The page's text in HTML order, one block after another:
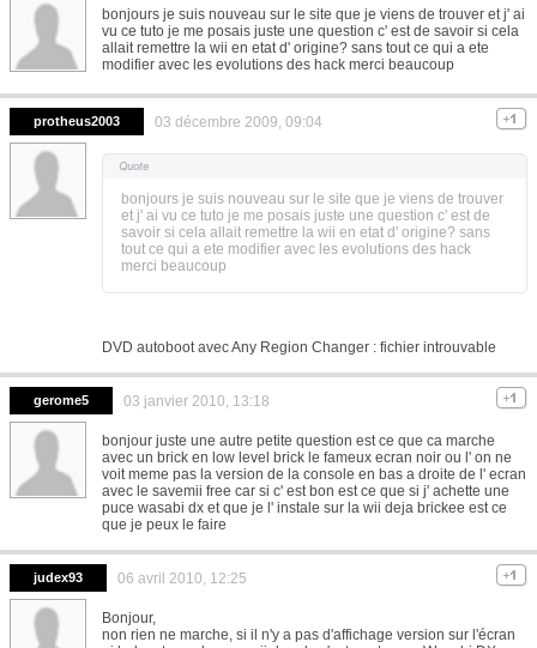
bonjours je suis nouveau sur le site que je viens de trouver et j' ai
vu ce tuto je me posais juste une question c' est de savoir si cela
allait remettre la wii en etat d' origine? sans tout ce qui a ete
modifier avec les evolutions des hack merci beaucoup
protheus2003 03 décembre 2009, 09:04
bonjours je suis nouveau sur le site que je viens de trouver
et j' ai vu ce tuto je me posais juste une question c' est de
savoir si cela allait remettre la wii en etat d' origine? sans
tout ce qui a ete modifier avec les evolutions des hack
merci beaucoup
DVD autoboot avec Any Region Changer : fichier introuvable
gerome5 03 janvier 2010, 13:18
bonjour juste une autre petite question est ce que ca marche
avec un brick en low level brick le fameux ecran noir ou l' on ne
voit meme pas la version de la console en bas a droite de l' ecran
avec le savemii free car si c' est bon est ce que si j' achette une
puce wasabi dx et que je l' instale sur la wii deja brickee est ce
que je peux le faire
judex93 06 avril 2010, 12:25
Bonjour,
non rien ne marche, si il n'y a pas d'affichage version sur l'écran